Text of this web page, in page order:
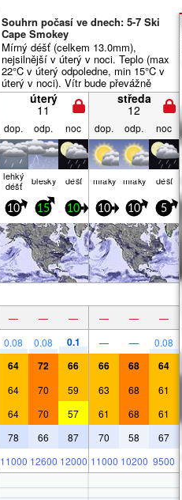
Souhrn počasí ve dnech: 5-7 Ski
Cape Smokey
Mírný déšť (celkem 13.0mm),
nejsilnější v úterý v noci. Teplo (max
22°C v úterý odpoledne, min 15°C v
úterý v noci). Vítr bude převážně
slabý.úterý
11
středa
12
dop. odp. noc dop. odp. noc
lehký
déšť blesky déšť mraky mraky déšť
10 15 10 10 10 5
— — — — — —
0.08 0.08 0.1 — — 0.08
64 72 66 66 68 64
64 70 59 63 68 61
64 70 57 61 68 61
78 66 87 70 58 67
11000 12600 12000 11000 10200 9500